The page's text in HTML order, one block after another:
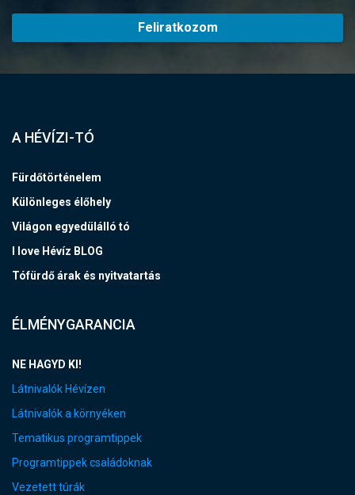
Feliratkozom
A HÉVÍZI-TÓ
Fürdőtörténelem
Különleges élőhely
Világon egyedülálló tó
I love Hévíz BLOG
Tófürdő árak és nyitvatartás
ÉLMÉNYGARANCIA
NE HAGYD KI!
Látnivalók Hévízen
Látnivalók a környéken
Tematikus programtippek
Programtippek családoknak
Vezetett túrák